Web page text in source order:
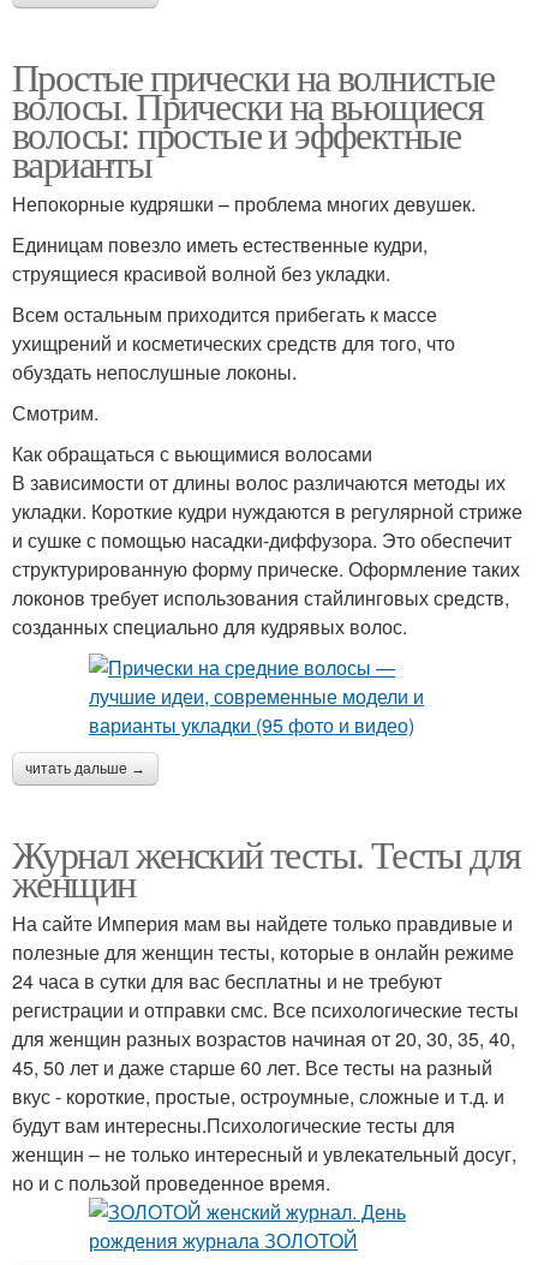
Простые прически на волнистые
волосы. Прически на вьющиеся
волосы: простые и эффектные
варианты
Непокорные кудряшки – проблема многих девушек.
Единицам повезло иметь естественные кудри,
струящиеся красивой волной без укладки.
Всем остальным приходится прибегать к массе
ухищрений и косметических средств для того, что
обуздать непослушные локоны.
Смотрим.
Как обращаться с вьющимися волосами
В зависимости от длины волос различаются методы их
укладки. Короткие кудри нуждаются в регулярной стриже
и сушке с помощью насадки-диффузора. Это обеспечит
структурированную форму прическе. Оформление таких
локонов требует использования стайлинговых средств,
созданных специально для кудрявых волос.
читать дальше →
Журнал женский тесты. Тесты для
женщин
На сайте Империя мам вы найдете только правдивые и
полезные для женщин тесты, которые в онлайн режиме
24 часа в сутки для вас бесплатны и не требуют
регистрации и отправки смс. Все психологические тесты
для женщин разных возрастов начиная от 20, 30, 35, 40,
45, 50 лет и даже старше 60 лет. Все тесты на разный
вкус - короткие, простые, остроумные, сложные и т.д. и
будут вам интересны.Психологические тесты для
женщин – не только интересный и увлекательный досуг,
но и с пользой проведенное время.